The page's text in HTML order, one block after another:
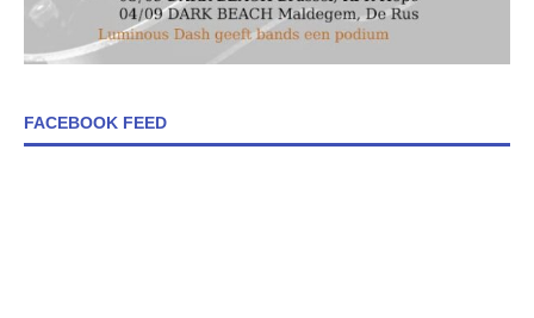
FACEBOOK FEED